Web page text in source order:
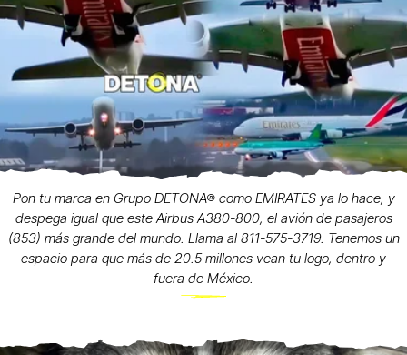
Pon tu marca en Grupo DETONA® como EMIRATES ya lo hace, y
despega igual que este Airbus A380-800, el avión de pasajeros
(853) más grande del mundo. Llama al 811-575-3719. Tenemos un
espacio para que más de 20.5 millones vean tu logo, dentro y
fuera de México.